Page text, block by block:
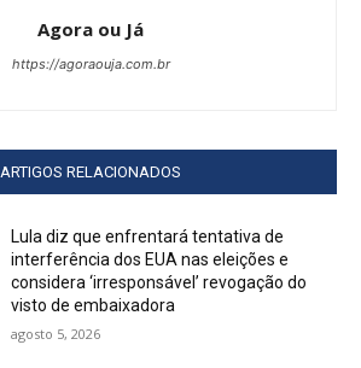
Agora ou Já
https://agoraouja.com.br
ARTIGOS RELACIONADOS
Lula diz que enfrentará tentativa de
interferência dos EUA nas eleições e
considera ‘irresponsável’ revogação do
visto de embaixadora
agosto 5, 2026